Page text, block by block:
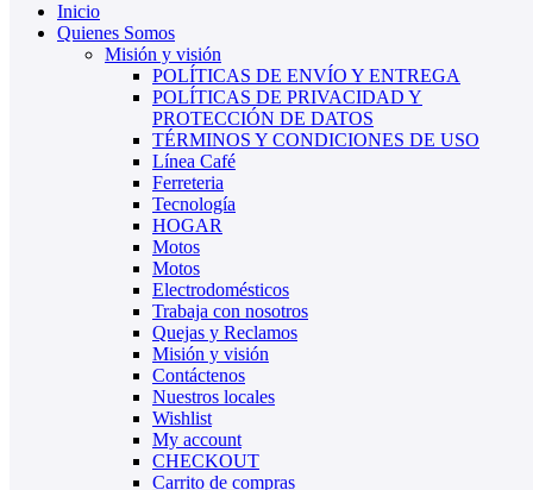
Inicio
Quienes Somos
Misión y visión
POLÍTICAS DE ENVÍO Y ENTREGA
POLÍTICAS DE PRIVACIDAD Y
PROTECCIÓN DE DATOS
TÉRMINOS Y CONDICIONES DE USO
Línea Café
Ferreteria
Tecnología
HOGAR
Motos
Motos
Electrodomésticos
Trabaja con nosotros
Quejas y Reclamos
Misión y visión
Contáctenos
Nuestros locales
Wishlist
My account
CHECKOUT
Carrito de compras